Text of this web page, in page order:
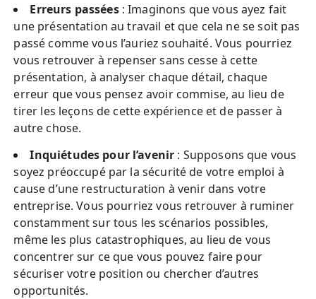
Erreurs passées: Imaginons que vous ayez fait
une présentation au travail et que cela ne se soit pas
passé comme vous l’auriez souhaité. Vous pourriez
vous retrouver à repenser sans cesse à cette
présentation, à analyser chaque détail, chaque
erreur que vous pensez avoir commise, au lieu de
tirer les leçons de cette expérience et de passer à
autre chose.
Inquiétudes pour l’avenir : Supposons que vous
soyez préoccupé par la sécurité de votre emploi à
cause d’une restructuration à venir dans votre
entreprise. Vous pourriez vous retrouver à ruminer
constamment sur tous les scénarios possibles,
même les plus catastrophiques, au lieu de vous
concentrer sur ce que vous pouvez faire pour
sécuriser votre position ou chercher d’autres
opportunités.